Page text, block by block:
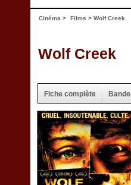
Cinéma > Films > Wolf Creek
Wolf Creek
Fiche complète